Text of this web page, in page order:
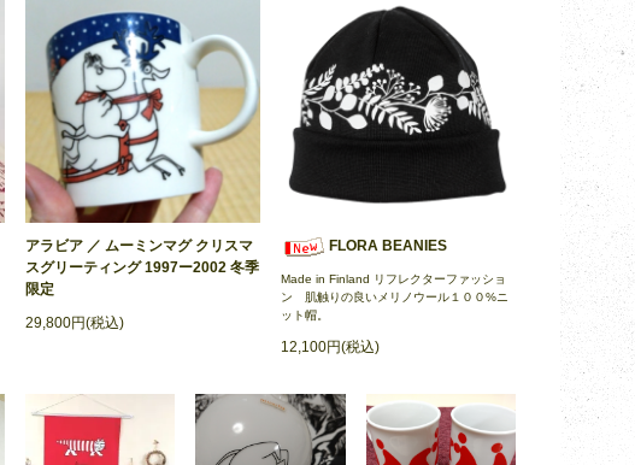
アラビア ／ ムーミンマグ クリスマ
スグリーティング 1997ー2002 冬季
限定
29,800円(税込)
FLORA BEANIES
Made in Finland リフレクターファッショ
ン 肌触りの良いメリノウール１００%ニ
ット帽。
12,100円(税込)